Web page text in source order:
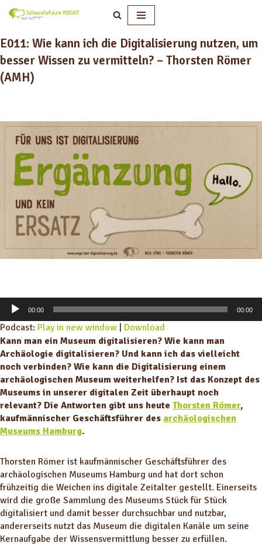
Inhalt
springen
E011: Wie kann ich die Digitalisierung nutzen, um
besser Wissen zu vermitteln? – Thorsten Römer
(AMH)
d
i
o
-
P
l
a
y
e
00:00 00:00
Podcast: Play in new window
Download
Kann man ein Museum digitalisieren? Wie kann man
Archäologie digitalisieren? Und kann ich das vielleicht
noch verbinden? Wie kann die Digitalisierung einem
archäologischen Museum weiterhelfen? Ist das Konzept des
Museums in unserer digitalen Zeit überhaupt noch
relevant? Die Antworten gibt uns heute Thorsten Römer,
kaufmännischer Geschäftsführer des archäologischen
Museums Hamburg.
Thorsten Römer ist kaufmännischer Geschäftsführer des
archäologischen Museums Hamburg und hat dort schon
frühzeitig die Weichen ins digitale Zeitalter gestellt. Einerseits
wird die große Sammlung des Museums Stück für Stück
digitalisiert und damit besser durchsuchbar und nutzbar,
andererseits nutzt das Museum die digitalen Kanäle um seine
Kernaufgabe der Wissensvermittlung besser zu erfüllen.